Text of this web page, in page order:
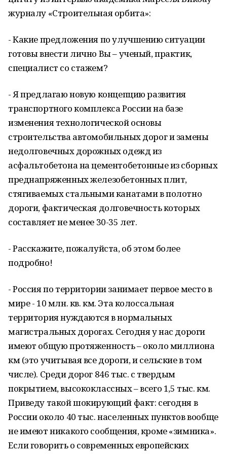
журналу «Строительная орбита»:
- Какие предложения по улучшению ситуации
готовы внести лично Вы – ученый, практик,
специалист со стажем?
- Я предлагаю новую концепцию развития
транспортного комплекса России на базе
изменения технологической основы
строительства автомобильных дорог и замены
недолговечных дорожных одежд из
асфальтобетона на цементобетонные из сборных
преднапряженных железобетонных плит,
стягиваемых стальными канатами в полотно
дороги, фактическая долговечность которых
составляет не менее 30-35 лет.
- Расскажите, пожалуйста, об этом более
подробно!
- Россия по территории занимает первое место в
мире - 10 млн. кв. км. Эта колоссальная
территория нуждаются в нормальных
магистральных дорогах. Сегодня у нас дороги
имеют общую протяженность – около миллиона
км (это учитывая все дороги, и сельские в том
числе). Среди дорог 846 тыс. с твердым
покрытием, высококлассных – всего 1,5 тыс. км.
Приведу такой шокирующий факт: сегодня в
России около 40 тыс. населенных пунктов вообще
не имеют никакого сообщения, кроме «зимника».
Если говорить о современных европейских